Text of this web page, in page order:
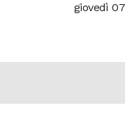
giovedì